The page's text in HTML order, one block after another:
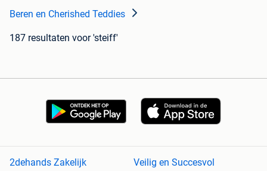
Beren en Cherished Teddies
187 resultaten voor 'steiff'
2dehands Zakelijk
Veilig en Succesvol